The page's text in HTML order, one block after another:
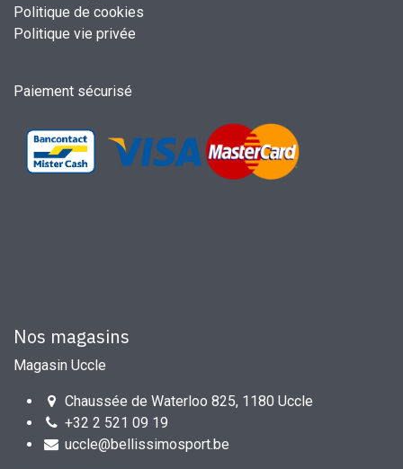
Politique de cookies
Politique vie privée
Paiement sécurisé
Nos magasins
Magasin Uccle
Chaussée de Waterloo 825, 1180 Uccle
+32 2 521 09 19
uccle@bellissimosport.be